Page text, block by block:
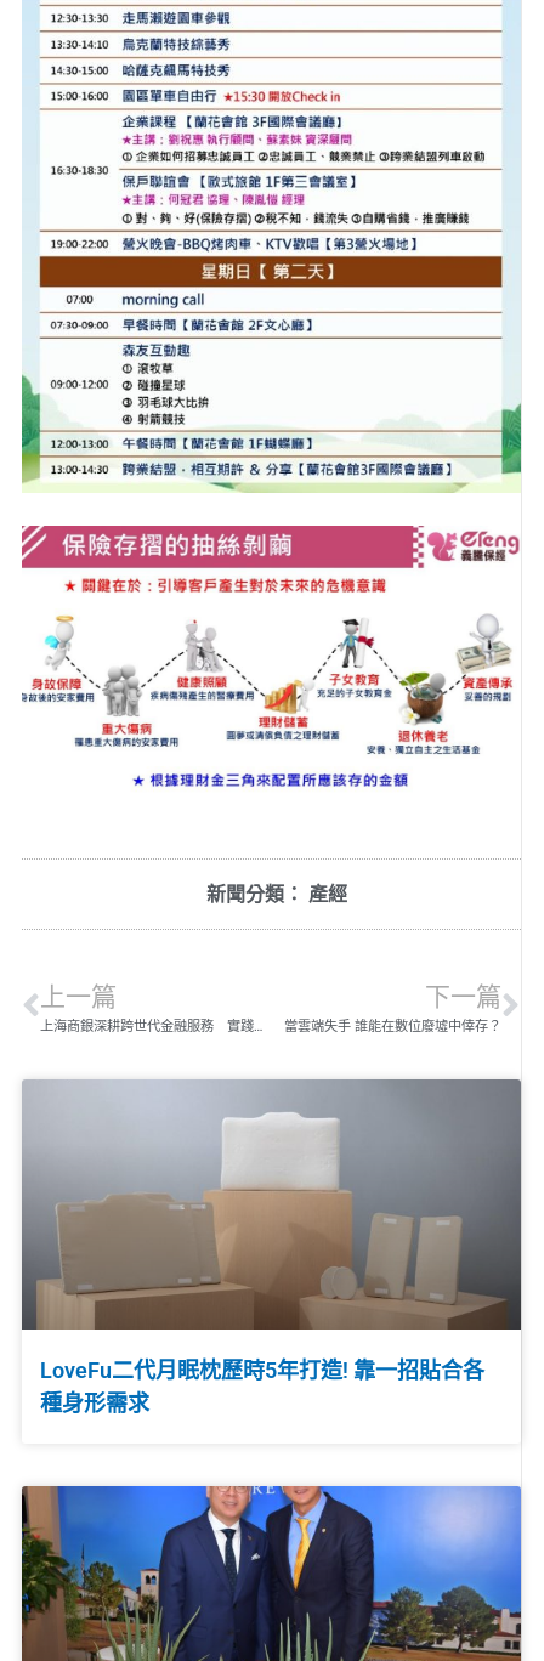
新聞分類： 產經
上一篇
上海商銀深耕跨世代金融服務 實踐百年品牌承諾
下一篇
當雲端失手 誰能在數位廢墟中倖存？
LoveFu二代月眠枕歷時5年打造! 靠一招貼合各
種身形需求